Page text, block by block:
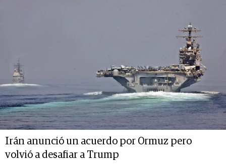
Irán anunció un acuerdo por Ormuz pero
volvió a desafiar a Trump